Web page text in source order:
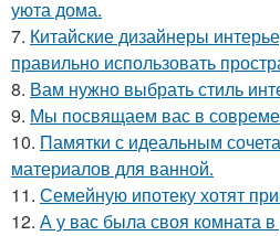
уюта дома.
7. Китайские дизайнеры
правильно использовать
8. Вам нужно выбрать стиль
9. Мы посвящаем вас в
10. Памятки с идеальным
материалов для ванной.
11. Семейную ипотеку хотят
12. А у вас была своя комната